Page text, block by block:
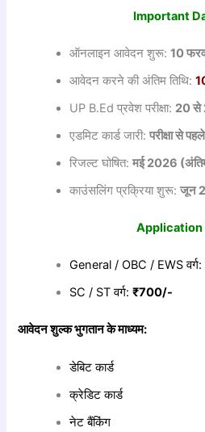
Important
ऑनलाइन आवेदन शुरू:10
आवेदन करने की अंतिम तिथि:
UP B.Ed प्रवेश परीक्षा: 20से
एडमिट कार्ड जारी:परीक्षासेपहले
रिजल्ट घोषित:मई 2026 (
काउंसलिंग प्रक्रिया शुरू:जून
Application
General / OBC / EWS वर्ग:
SC / ST वर्ग:₹700/-
आवेदनशुल्कभुगतानकेमाध्यम:
डेबिट कार्ड
क्रेडिट कार्ड
नेट बैंकिंग